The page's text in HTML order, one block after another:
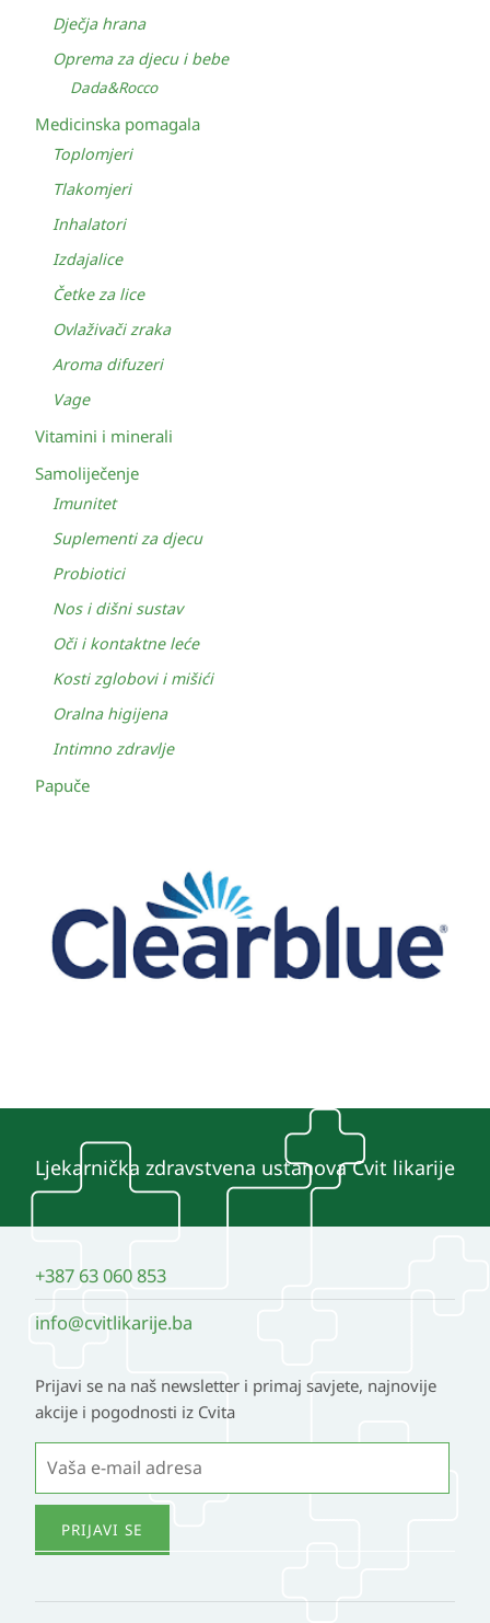
Dječja hrana
Oprema za djecu i bebe
Dada&Rocco
Medicinska pomagala
Toplomjeri
Tlakomjeri
Inhalatori
Izdajalice
Četke za lice
Ovlaživači zraka
Aroma difuzeri
Vage
Vitamini i minerali
Samoliječenje
Imunitet
Suplementi za djecu
Probiotici
Nos i dišni sustav
Oči i kontaktne leće
Kosti zglobovi i mišići
Oralna higijena
Intimno zdravlje
Papuče
Ljekarnička zdravstvena ustanova Cvit likarije
+387 63 060 853
info@cvitlikarije.ba
Prijavi se na naš newsletter i primaj savjete, najnovije
akcije i pogodnosti iz Cvita